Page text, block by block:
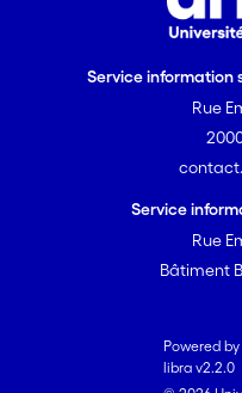
Service information
Rue
Service
Rue
Bâtiment
Powered
libra v2.2.0